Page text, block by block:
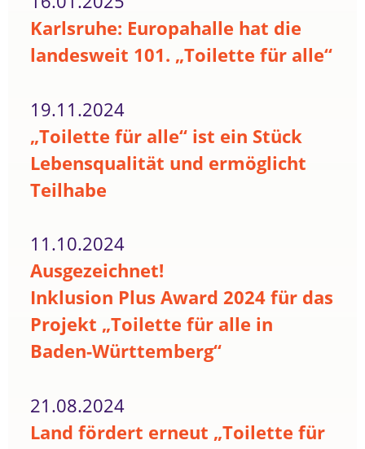
Karlsruhe: Europahalle hat die
landesweit 101. „Toilette für alle“
19.11.2024
„Toilette für alle“ ist ein Stück
Lebensqualität und ermöglicht
Teilhabe
11.10.2024
Ausgezeichnet!
Inklusion Plus Award 2024 für das
Projekt „Toilette für alle in
Baden-Württemberg“
21.08.2024
Land fördert erneut „Toilette für